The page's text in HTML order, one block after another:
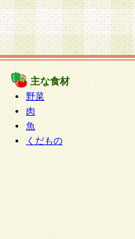
主な食材
野菜
肉
魚
くだもの